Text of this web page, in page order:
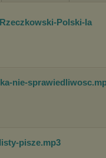
Polski-la
nie-sprawiedliwosc
pisze.mp3